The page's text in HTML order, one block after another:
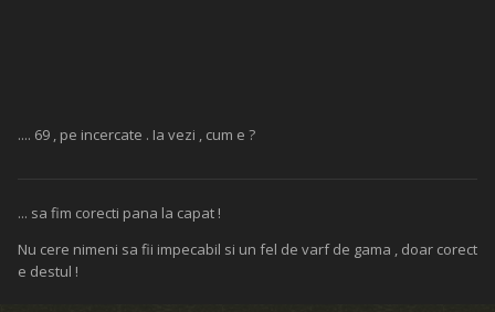
.... 69 , pe incercate . Ia vezi , cum e ?
... sa fim corecti pana la capat !
Nu cere nimeni sa fii impecabil si un fel de varf de gama , doar corect
e destul !